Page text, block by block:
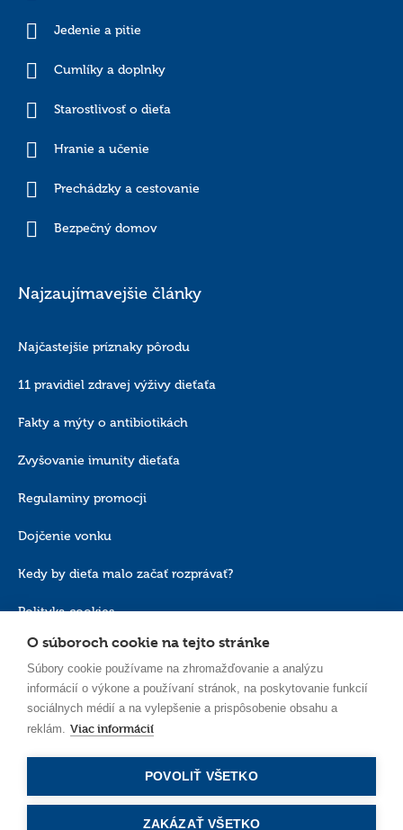
Jedenie a pitie
Cumlíky a doplnky
Starostlivosť o dieťa
Hranie a učenie
Prechádzky a cestovanie
Bezpečný domov
Najzaujímavejšie články
Najčastejšie príznaky pôrodu
11 pravidiel zdravej výživy dieťaťa
Fakty a mýty o antibiotikách
Zvyšovanie imunity dieťaťa
Regulaminy promocji
Dojčenie vonku
Kedy by dieťa malo začať rozprávať?
Polityka cookies
O súboroch cookie na tejto stránke
Súbory cookie používame na zhromažďovanie a analýzu
informácií o výkone a používaní stránok, na poskytovanie funkcií
sociálnych médií a na vylepšenie a prispôsobenie obsahu a
reklám. Viac informácií
POVOLIŤ VŠETKO
ZAKÁZAŤ VŠETKO